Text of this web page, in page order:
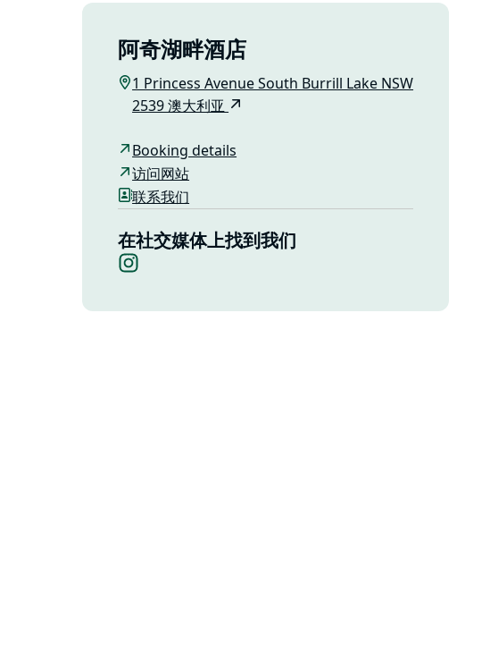
阿奇湖畔酒店
1 Princess Avenue South Burrill Lake NSW
2539 澳大利亚
Booking details
访问网站
联系我们
在社交媒体上找到我们